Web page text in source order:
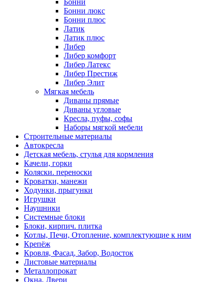
Бонни
Бонни люкс
Бонни плюс
Латик
Латик плюс
Либер
Либер комфорт
Либер Латекс
Либер Престиж
Либер Элит
Мягкая мебель
Диваны прямые
Диваны угловые
Кресла, пуфы, софы
Наборы мягкой мебели
Строительные материалы
Автокресла
Детская мебель, стулья для кормления
Качели, горки
Коляски. переноски
Кроватки, манежи
Ходунки, прыгунки
Игрушки
Наушники
Системные блоки
Блоки, кирпич. плитка
Котлы, Печи, Отопление, комплектующие к ним
Крепёж
Кровля, Фасад, Забор, Водосток
Листовые материалы
Металлопрокат
Окна, Двери